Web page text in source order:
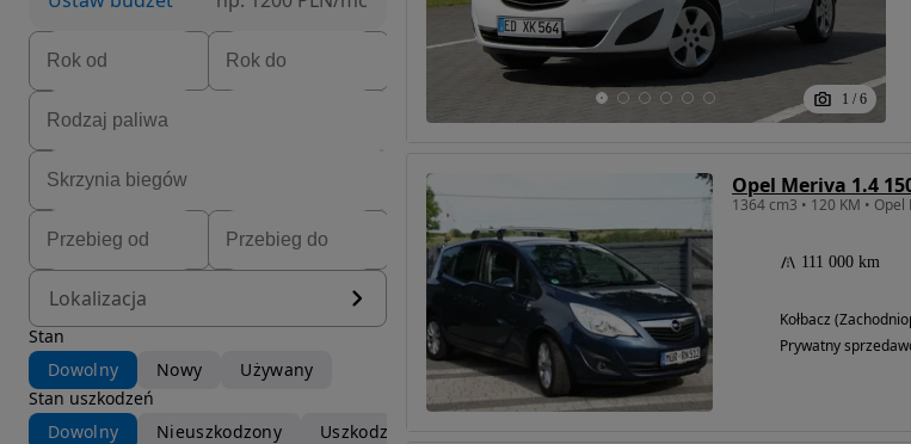
Lokalizacja
Stan
Dowolny
Nowy
Używany
Stan uszkodzeń
Dowolny
Nieuszkodzony Uszkodzony
1 / 6
Opel Meriva 1.4
111 000 km
Kołbacz
Prywatny